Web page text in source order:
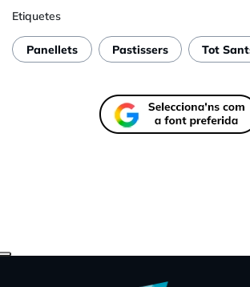
Etiquetes
Panellets Pastissers Tot